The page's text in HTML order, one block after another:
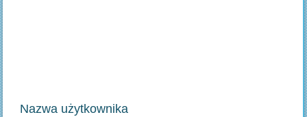
Nazwa użytkownika